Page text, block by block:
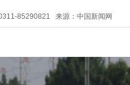
85290821 来源：中国新闻网